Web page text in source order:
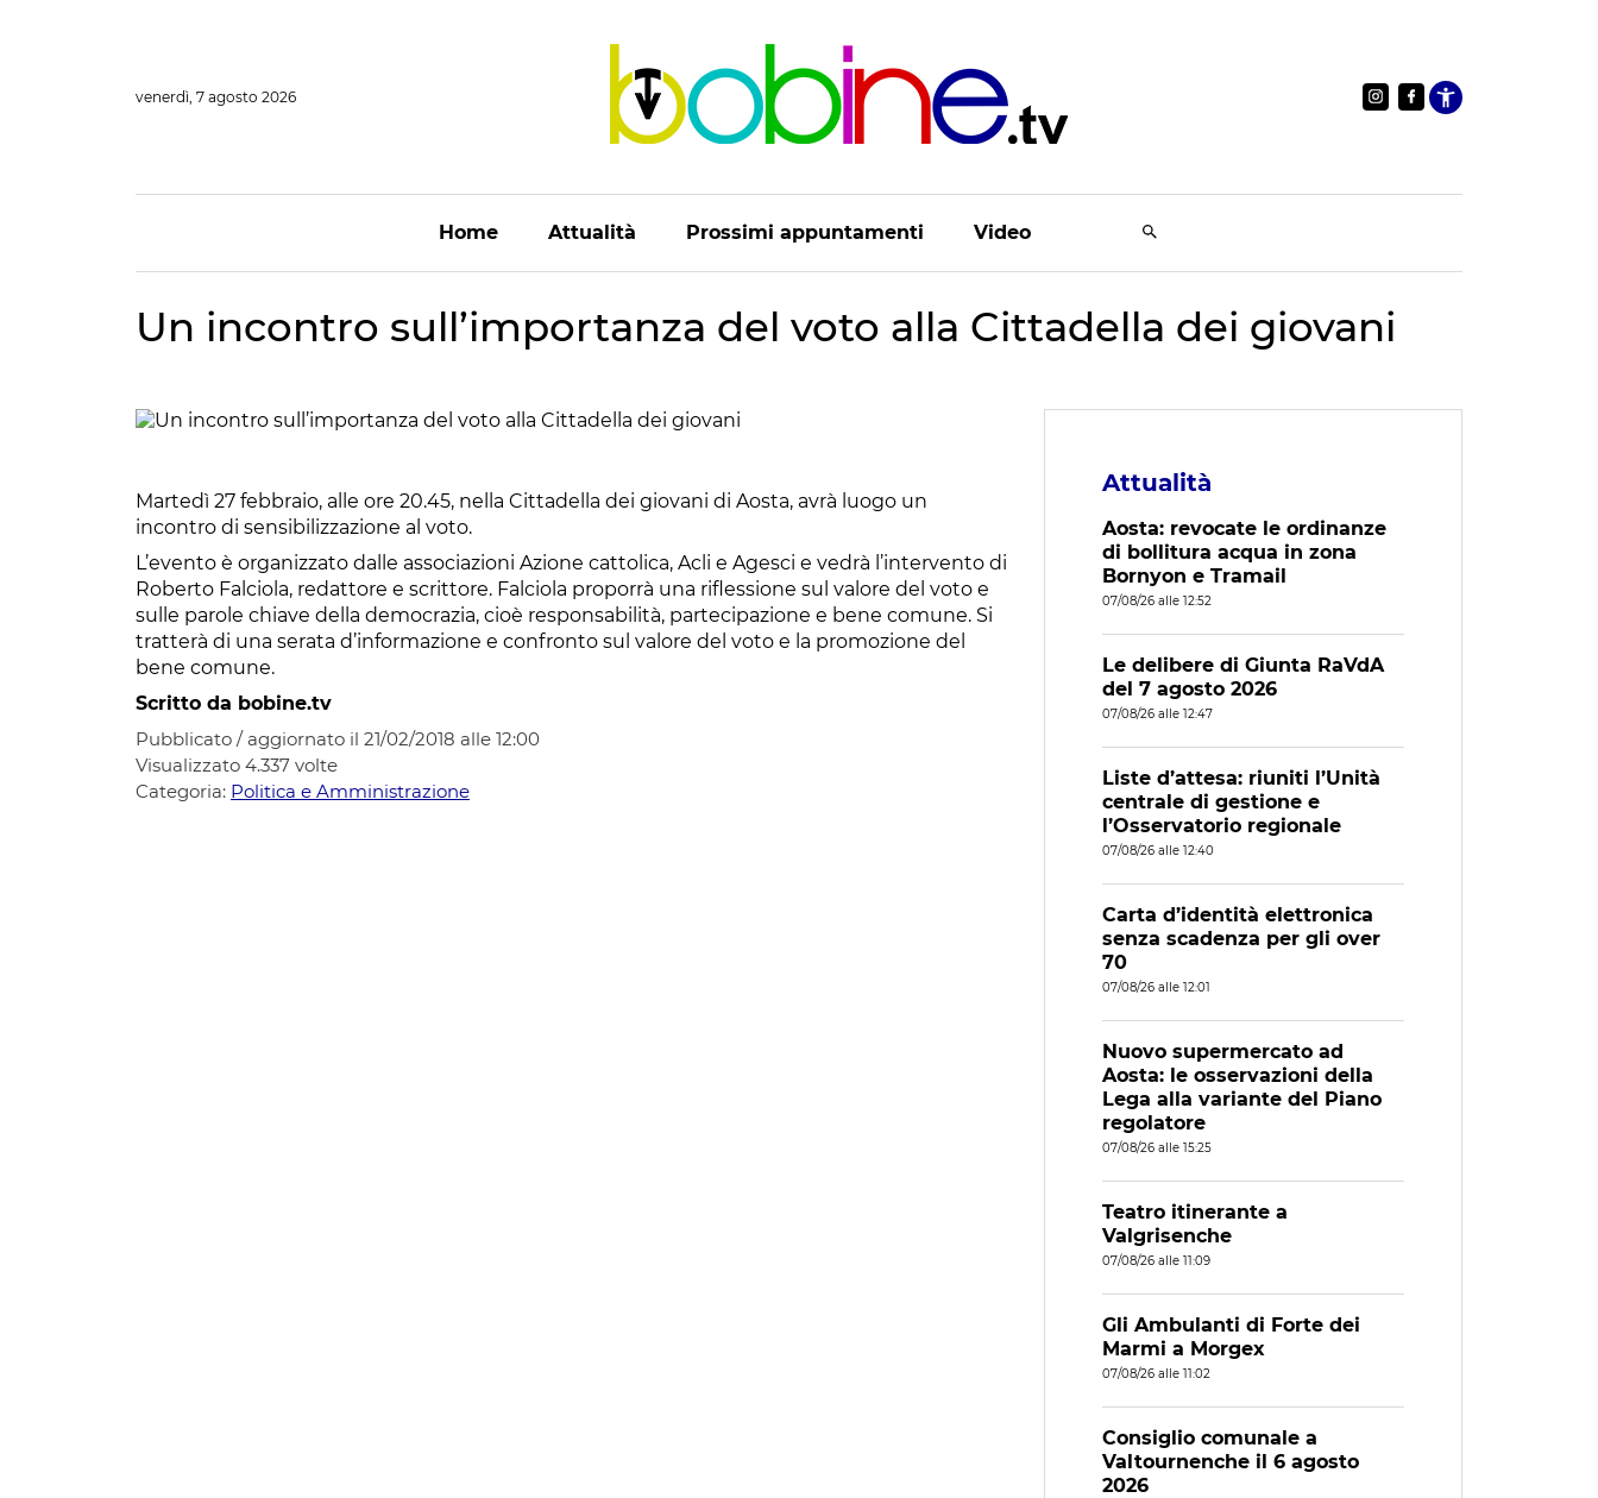
venerdì, 7 agosto 2026 Apri le
Home Attualità Prossimi appuntamenti Video
Un incontro sull’importanza del voto alla Cittadella dei giovani
Martedì 27 febbraio, alle ore 20.45, nella Cittadella dei giovani di Aosta, avrà luogo un
incontro di sensibilizzazione al voto.
L’evento è organizzato dalle associazioni Azione cattolica, Acli e Agesci e vedrà l’intervento di
Roberto Falciola, redattore e scrittore. Falciola proporrà una riflessione sul valore del voto e
sulle parole chiave della democrazia, cioè responsabilità, partecipazione e bene comune. Si
tratterà di una serata d’informazione e confronto sul valore del voto e la promozione del
bene comune.
Scritto da bobine.tv
Pubblicato / aggiornato il 21/02/2018 alle 12:00
Visualizzato 4.337 volte
Categoria: Politica e Amministrazione
Attualità
Aosta: revocate le ordinanze
di bollitura acqua in zona
Bornyon e Tramail
07/08/26 alle 12:52
Le delibere di Giunta RaVdA
del 7 agosto 2026
07/08/26 alle 12:47
Liste d’attesa: riuniti l’Unità
centrale di gestione e
l’Osservatorio regionale
07/08/26 alle 12:40
Carta d’identità elettronica
senza scadenza per gli over
70
07/08/26 alle 12:01
Nuovo supermercato ad
Aosta: le osservazioni della
Lega alla variante del Piano
regolatore
07/08/26 alle 15:25
Teatro itinerante a
Valgrisenche
07/08/26 alle 11:09
Gli Ambulanti di Forte dei
Marmi a Morgex
07/08/26 alle 11:02
Consiglio comunale a
Valtournenche il 6 agosto
2026